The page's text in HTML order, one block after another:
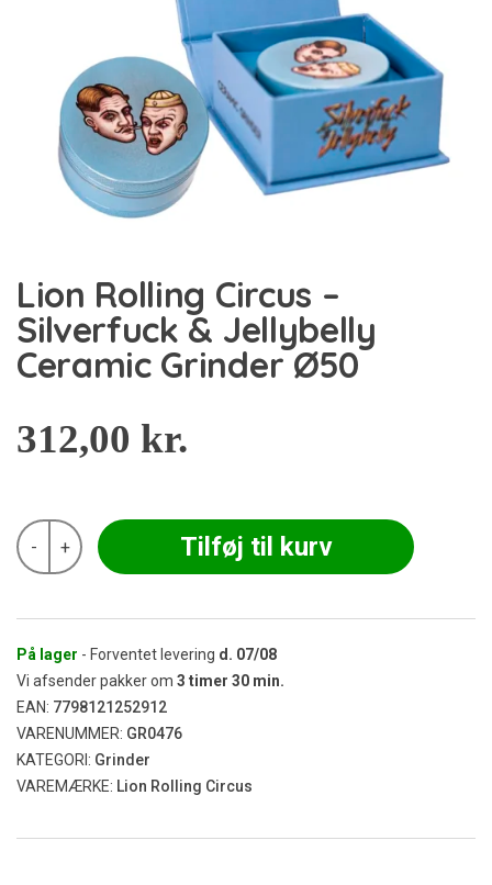
Lion Rolling Circus –
Silverfuck & Jellybelly
Ceramic Grinder Ø50
312,00 kr.
-
Lion
Rolling
Circus
Jellybelly
Ceramic
Grinder
Ø50
antal
+ Tilføj til kurv
På lager - Forventet levering d. 07/08
Vi afsender pakker om 3 timer 30 min.
EAN: 7798121252912
VARENUMMER: GR0476
KATEGORI: Grinder
VAREMÆRKE: Lion Rolling Circus